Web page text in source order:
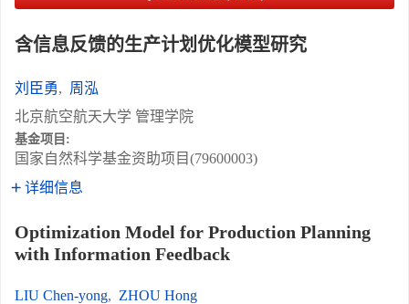
含信息反馈的生产计划优化模型研究
刘臣勇, 周泓
北京航空航天大学 管理学院
基金项目:
国家自然科学基金资助项目(79600003)
详细信息
Optimization Model for Production Planning
with Information Feedback
LIU Chen-yong, ZHOU Hong